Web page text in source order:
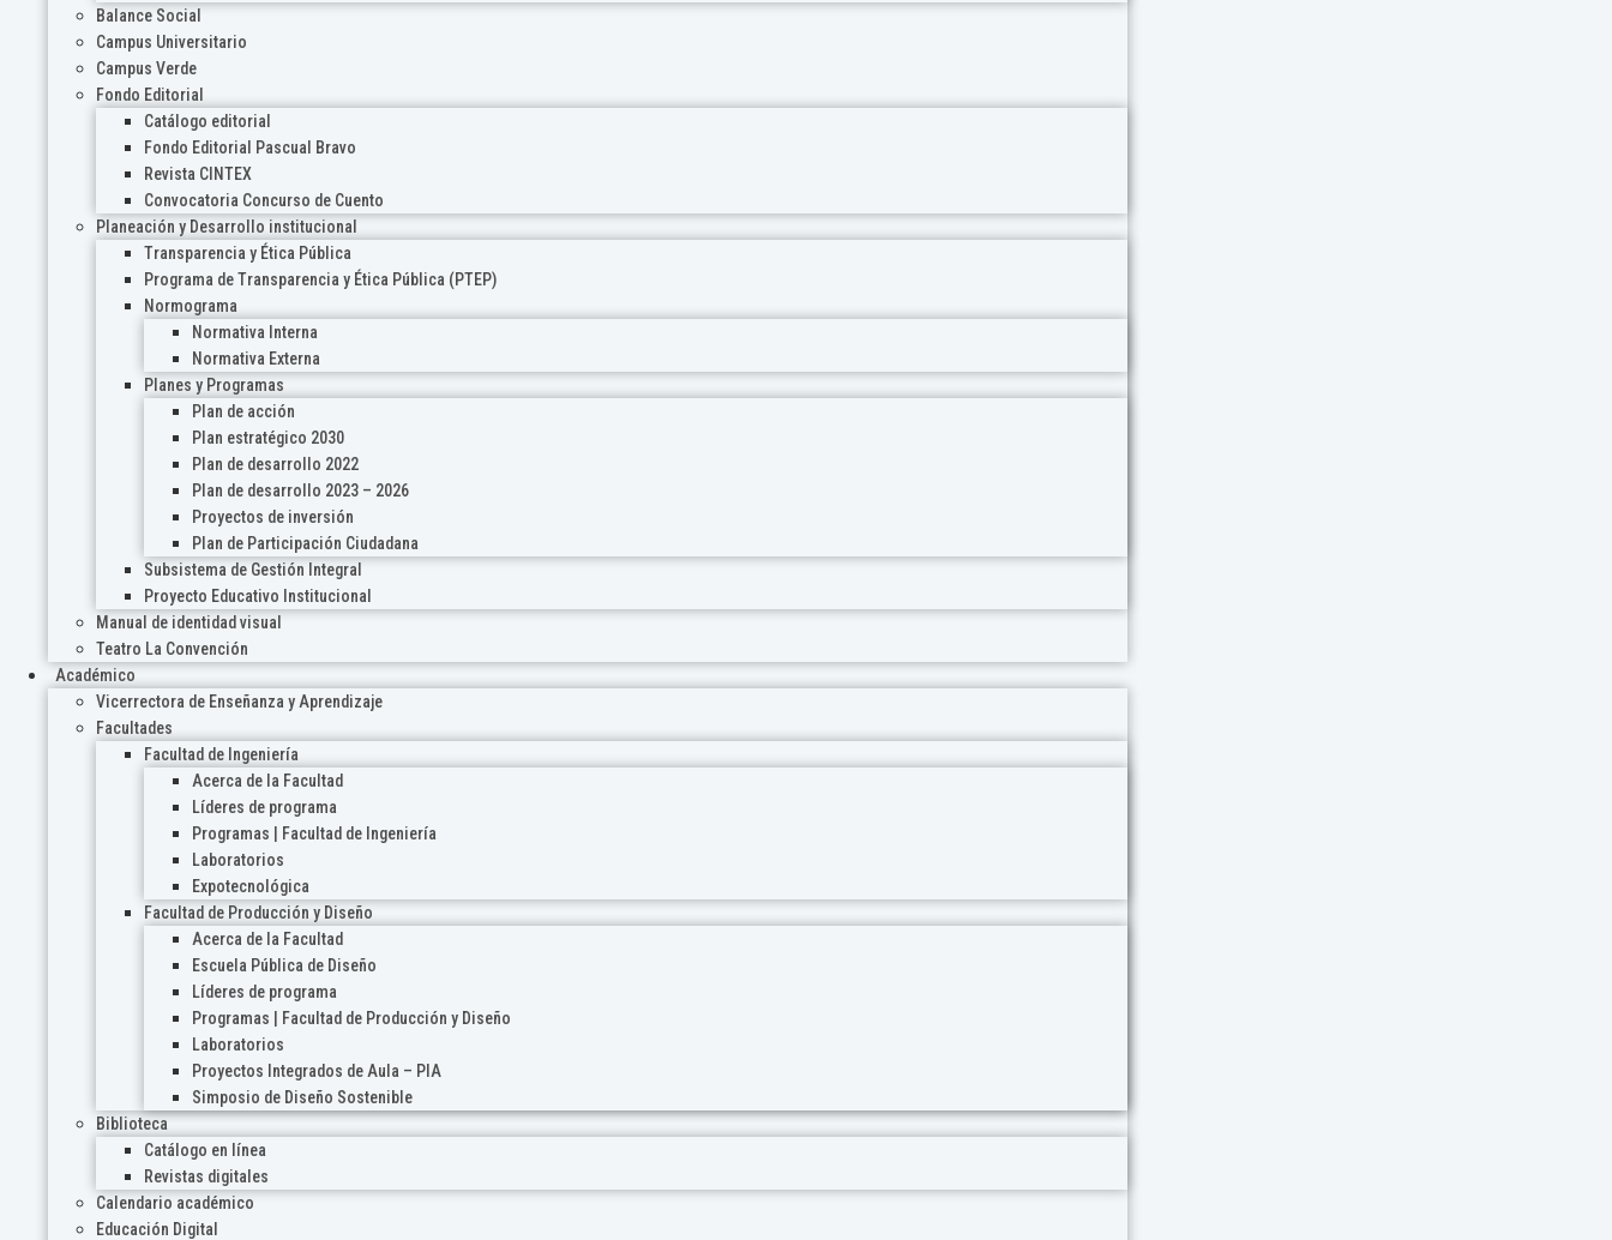
Balance Social
Campus Universitario
Campus Verde
Fondo Editorial
Catálogo editorial
Fondo Editorial Pascual Bravo
Revista CINTEX
Convocatoria Concurso de Cuento
Planeación y Desarrollo institucional
Transparencia y Ética Pública
Programa de Transparencia y Ética Pública (PTEP)
Normograma
Normativa Interna
Normativa Externa
Planes y Programas
Plan de acción
Plan estratégico 2030
Plan de desarrollo 2022
Plan de desarrollo 2023 – 2026
Proyectos de inversión
Plan de Participación Ciudadana
Subsistema de Gestión Integral
Proyecto Educativo Institucional
Manual de identidad visual
Teatro La Convención
Académico
Vicerrectora de Enseñanza y Aprendizaje
Facultades
Facultad de Ingeniería
Acerca de la Facultad
Líderes de programa
Programas | Facultad de Ingeniería
Laboratorios
Expotecnológica
Facultad de Producción y Diseño
Acerca de la Facultad
Escuela Pública de Diseño
Líderes de programa
Programas | Facultad de Producción y Diseño
Laboratorios
Proyectos Integrados de Aula – PIA
Simposio de Diseño Sostenible
Biblioteca
Catálogo en línea
Revistas digitales
Calendario académico
Educación Digital